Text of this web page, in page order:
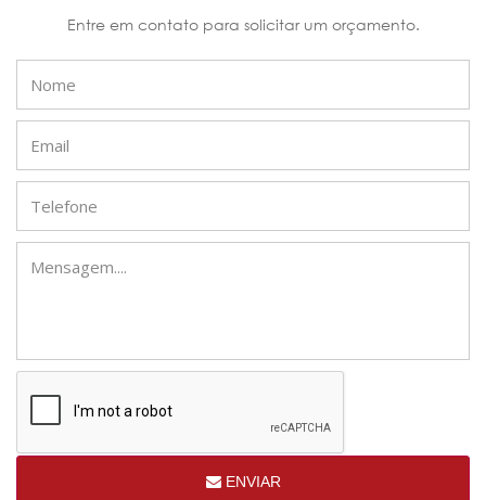
Entre em contato para solicitar um orçamento.
ENVIAR